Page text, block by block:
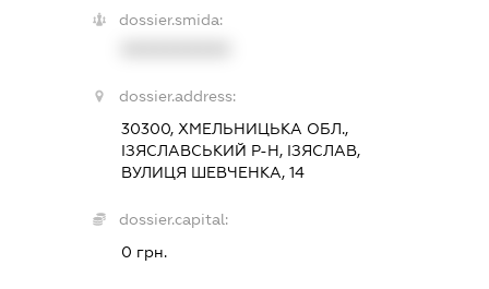
dossier.smida:
dossier.address:
30300, ХМЕЛЬНИЦЬКА ОБЛ.,
ІЗЯСЛАВСЬКИЙ Р-Н, ІЗЯСЛАВ,
ВУЛИЦЯ ШЕВЧЕНКА, 14
dossier.capital:
0 грн.